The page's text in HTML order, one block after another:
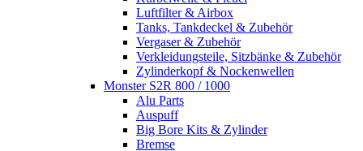
Luftfilter & Airbox
Tanks, Tankdeckel & Zubehör
Vergaser & Zubehör
Verkleidungsteile, Sitzbänke & Zubehör
Zylinderkopf & Nockenwellen
Monster S2R 800 / 1000
Alu Parts
Auspuff
Big Bore Kits & Zylinder
Bremse